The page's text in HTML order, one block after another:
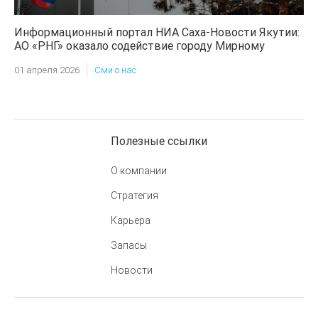
Информационный портал НИА Саха-Новости Якутии:
АО «РНГ» оказало содействие городу Мирному
01 апреля 2026 Сми о нас
Полезные ссылки
О компании
Стратегия
Карьера
Запасы
Новости